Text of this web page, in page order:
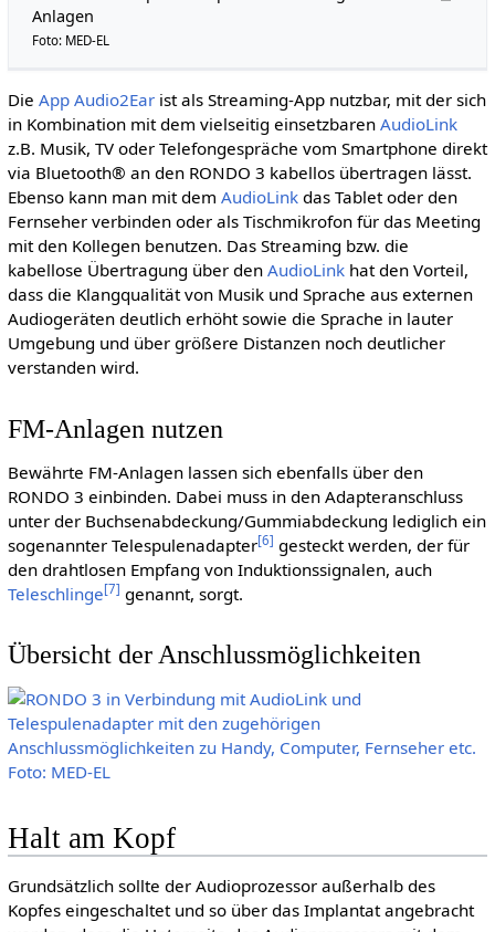
Anlagen
Foto: MED-EL
Die App Audio2Earist als Streaming-App nutzbar, mit der sich
in Kombination mit dem vielseitig einsetzbaren AudioLink
z.B. Musik, TV oder Telefongespräche vom Smartphone direkt
via Bluetooth® an den RONDO 3 kabellos übertragen lässt.
Ebenso kann man mit dem AudioLinkdas Tablet oder den
Fernseher verbinden oder als Tischmikrofon für das Meeting
mit den Kollegen benutzen. Das Streaming bzw. die
kabellose Übertragung über den AudioLinkhat den Vorteil,
dass die Klangqualität von Musik und Sprache aus externen
Audiogeräten deutlich erhöht sowie die Sprache in lauter
Umgebung und über größere Distanzen noch deutlicher
verstanden wird.
FM-Anlagen nutzen
Bewährte FM-Anlagen lassen sich ebenfalls über den
RONDO 3 einbinden. Dabei muss in den Adapteranschluss
unter der Buchsenabdeckung/Gummiabdeckung lediglich ein
sogenannter Telespulenadapter[6] gesteckt werden, der für
den drahtlosen Empfang von Induktionssignalen, auch
Teleschlinge[7] genannt, sorgt.
Übersicht der Anschlussmöglichkeiten
Halt am Kopf
Grundsätzlich sollte der Audioprozessor außerhalb des
Kopfes eingeschaltet und so über das Implantat angebracht